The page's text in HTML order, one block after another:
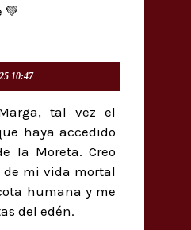
💚
10:47
tal vez el
haya accedido
la Moreta. Creo
de mi vida mortal
humana y me
del edén.